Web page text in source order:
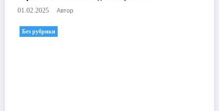
01.02.2025 Автор
Без рубрики